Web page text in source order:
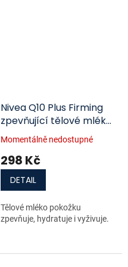
Nivea Q10 Plus Firming
zpevňující tělové mléko
na suchou pokožku 400
ml
Momentálně nedostupné
298 Kč
DETAIL
Tělové mléko pokožku
zpevňuje, hydratuje i vyživuje.